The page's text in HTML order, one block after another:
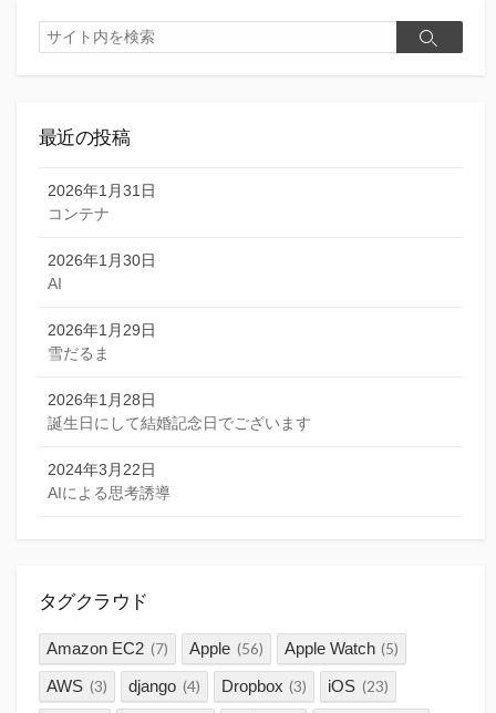
検
索
検
最近の投稿
2026年1月31日
コンテナ
2026年1月30日
AI
2026年1月29日
雪だるま
2026年1月28日
誕生日にして結婚記念日でございます
2024年3月22日
AIによる思考誘導
タグクラウド
Amazon EC2 (7) Apple (56) Apple Watch (5)
AWS (3) django (4) Dropbox (3) iOS (23)